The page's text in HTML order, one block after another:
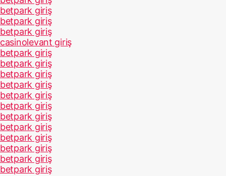
betpark giriş
betpark giriş
betpark giriş
casinolevant giriş
betpark giriş
betpark giriş
betpark giriş
betpark giriş
betpark giriş
betpark giriş
betpark giriş
betpark giriş
betpark giriş
betpark giriş
betpark giriş
betpark giriş